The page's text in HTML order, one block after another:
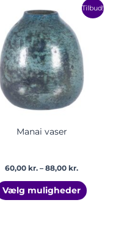
Tilbud!
Manai vaser
60,00 kr. – 88,00 kr.
60,00 kr.
Vælg muligheder
Dette
vare